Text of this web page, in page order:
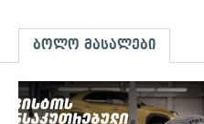
ბოლო მასალები